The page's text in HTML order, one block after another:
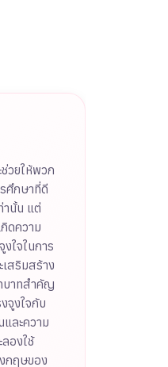
วยให้พวก
ศึกษาที่ดี
านั้น แต่
ดความ
ใจในการ
สริมสร้าง
บาทสำคัญ
จูงใจกับ
ละความ
องใช้
กฤษของ